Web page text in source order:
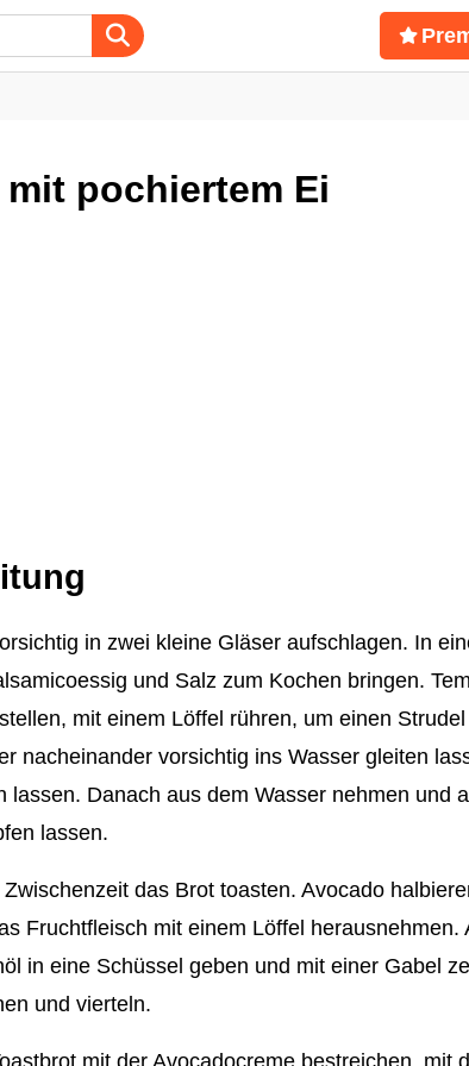
pochiertem Ei
in zwei kleine Gläser aufschlagen. In
und Salz zum Kochen bringen.
mit einem Löffel rühren, um einen
nacheinander vorsichtig ins Wasser gleiten
lassen. Danach aus dem Wasser nehmen und
lassen.
Zwischenzeit das Brot toasten. Avocado
Fruchtfleisch mit einem Löffel herausnehmen.
in eine Schüssel geben und mit einer Gabel
und vierteln.
mit der Avocadocreme bestreichen, mit